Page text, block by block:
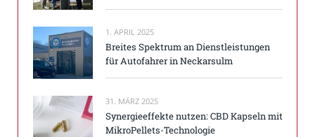
1. APRIL 2025
Breites Spektrum an Dienstleistungen
für Autofahrer in Neckarsulm
31. MÄRZ 2025
Synergieeffekte nutzen: CBD Kapseln mit
MikroPellets-Technologie